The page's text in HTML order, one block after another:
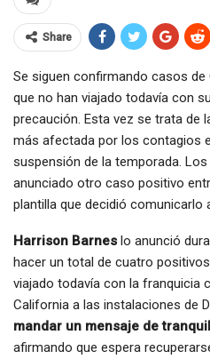
Share
Se siguen confirmando casos de
que no han viajado todavía con
precaución. Esta vez se trata de
más afectada por los contagios
suspensión de la temporada. Los
anunciado otro caso positivo
plantilla que decidió comunicarlo
Harrison Barnes lo anunció
hacer un total de cuatro
viajado todavía con la franquicia
California a las instalaciones de
mandar un mensaje de
afirmando que espera